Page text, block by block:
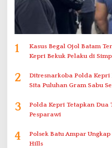
1
Kasus Begal Ojol Batam
Kepri Bekuk Pelaku di
2
Ditresnarkoba Polda Kepri
Sita Puluhan Gram Sabu
3
Polda Kepri Tetapkan Dua
Pesparawi
4
Polsek Batu Ampar
Hills